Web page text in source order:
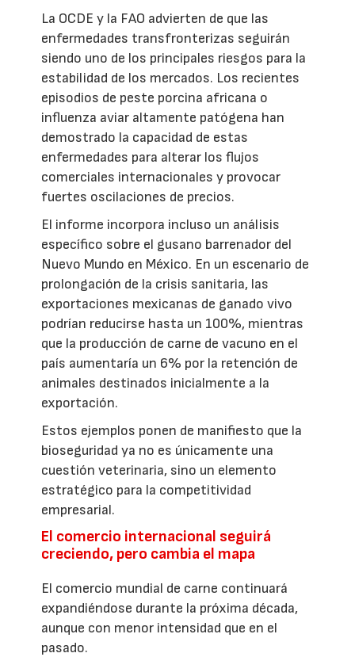
La OCDE y la FAO advierten de que las
enfermedades transfronterizas seguirán
siendo uno de los principales riesgos para la
estabilidad de los mercados. Los recientes
episodios de peste porcina africana o
influenza aviar altamente patógena han
demostrado la capacidad de estas
enfermedades para alterar los flujos
comerciales internacionales y provocar
fuertes oscilaciones de precios.
El informe incorpora incluso un análisis
específico sobre el gusano barrenador del
Nuevo Mundo en México. En un escenario de
prolongación de la crisis sanitaria, las
exportaciones mexicanas de ganado vivo
podrían reducirse hasta un 100%, mientras
que la producción de carne de vacuno en el
país aumentaría un 6% por la retención de
animales destinados inicialmente a la
exportación.
Estos ejemplos ponen de manifiesto que la
bioseguridad ya no es únicamente una
cuestión veterinaria, sino un elemento
estratégico para la competitividad
empresarial.
El comercio internacional seguirá
creciendo, pero cambia el mapa
El comercio mundial de carne continuará
expandiéndose durante la próxima década,
aunque con menor intensidad que en el
pasado.